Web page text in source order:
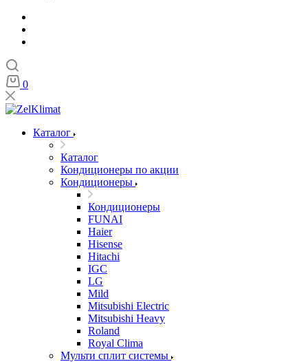
0
Каталог
Каталог
Кондиционеры по акции
Кондиционеры
Кондиционеры
FUNAI
Haier
Hisense
Hitachi
IGC
LG
Mild
Mitsubishi Electric
Mitsubishi Heavy
Roland
Royal Clima
Мульти сплит системы